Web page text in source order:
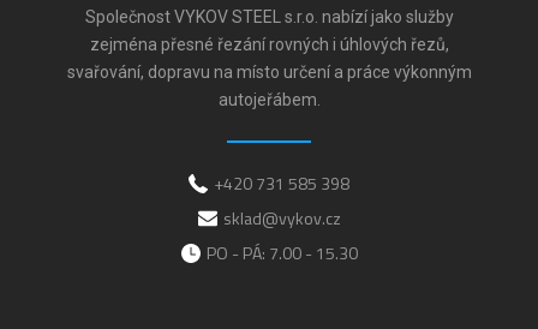
Společnost VYKOV STEEL s.r.o. nabízí jako služby
zejména přesné řezání rovných i úhlových řezů,
svařování, dopravu na místo určení a práce výkonným
autojeřábem.
+420 731 585 398
sklad@vykov.cz
PO - PÁ: 7.00 - 15.30